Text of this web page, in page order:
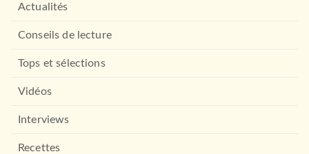
Actualités
Conseils de lecture
Tops et sélections
Vidéos
Interviews
Recettes